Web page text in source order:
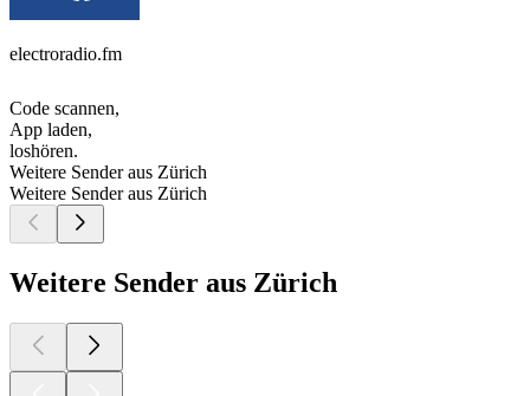
electroradio.fm
Code scannen,
App laden,
loshören.
Weitere Sender aus Zürich
Weitere Sender aus Zürich
Weitere Sender aus Zürich